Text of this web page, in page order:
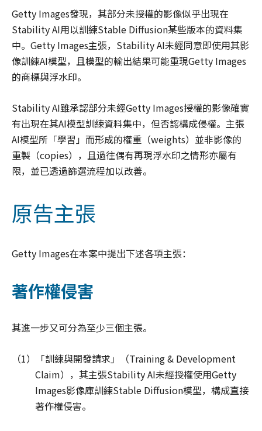
Getty Images發現，其部分未授權的影像似乎出現在
Stability AI用以訓練Stable Diffusion某些版本的資料集
中。Getty Images主張，Stability AI未經同意即使用其影
像訓練AI模型，且模型的輸出結果可能重現Getty Images
的商標與浮水印。
Stability AI雖承認部分未經Getty Images授權的影像確實
有出現在其AI模型訓練資料集中，但否認構成侵權。主張
AI模型所「學習」而形成的權重（weights）並非影像的
重製（copies），且過往偶有再現浮水印之情形亦屬有
限，並已透過篩選流程加以改善。
原告主張
Getty Images在本案中提出下述各項主張：
著作權侵害
其進一步又可分為至少三個主張。
（1）「訓練與開發請求」（Training & Development
Claim），其主張Stability AI未經授權使用Getty
Images影像庫訓練Stable Diffusion模型，構成直接
著作權侵害。